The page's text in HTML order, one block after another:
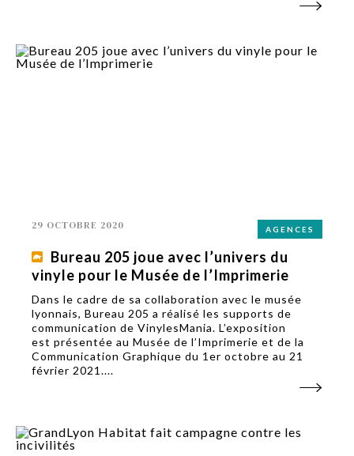
AGENCES
29 OCTOBRE 2020
Bureau 205 joue avec l’univers du
vinyle pour le Musée de l’Imprimerie
Dans le cadre de sa collaboration avec le musée
lyonnais, Bureau 205 a réalisé les supports de
communication de VinylesMania. L’exposition
est présentée au Musée de l’Imprimerie et de la
Communication Graphique du 1er octobre au 21
février 2021....